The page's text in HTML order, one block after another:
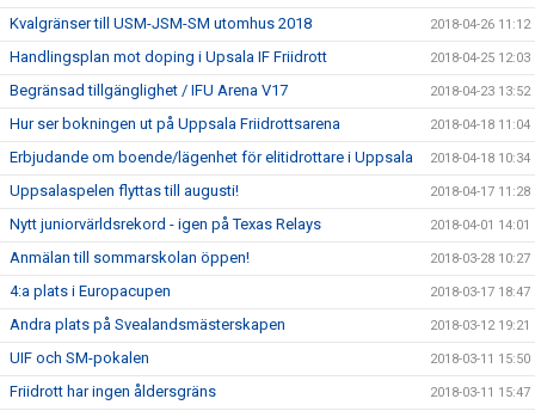
Kvalgränser till USM-JSM-SM utomhus 2018 2018-04-26 11:12
Handlingsplan mot doping i Upsala IF Friidrott 2018-04-25 12:03
Begränsad tillgänglighet / IFU Arena V17 2018-04-23 13:52
Hur ser bokningen ut på Uppsala Friidrottsarena 2018-04-18 11:04
Erbjudande om boende/lägenhet för elitidrottare i Uppsala 2018-04-18 10:34
Uppsalaspelen flyttas till augusti! 2018-04-17 11:28
Nytt juniorvärldsrekord - igen på Texas Relays 2018-04-01 14:01
Anmälan till sommarskolan öppen! 2018-03-28 10:27
4:a plats i Europacupen 2018-03-17 18:47
Andra plats på Svealandsmästerskapen 2018-03-12 19:21
UIF och SM-pokalen 2018-03-11 15:50
Friidrott har ingen åldersgräns 2018-03-11 15:47